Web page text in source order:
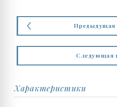
Предыдущая
Следующая
Характеристики